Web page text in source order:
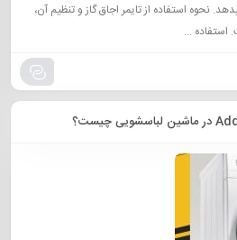
نحوه استفاده از تایمر اجاق گاز و تنظیم آن،
...